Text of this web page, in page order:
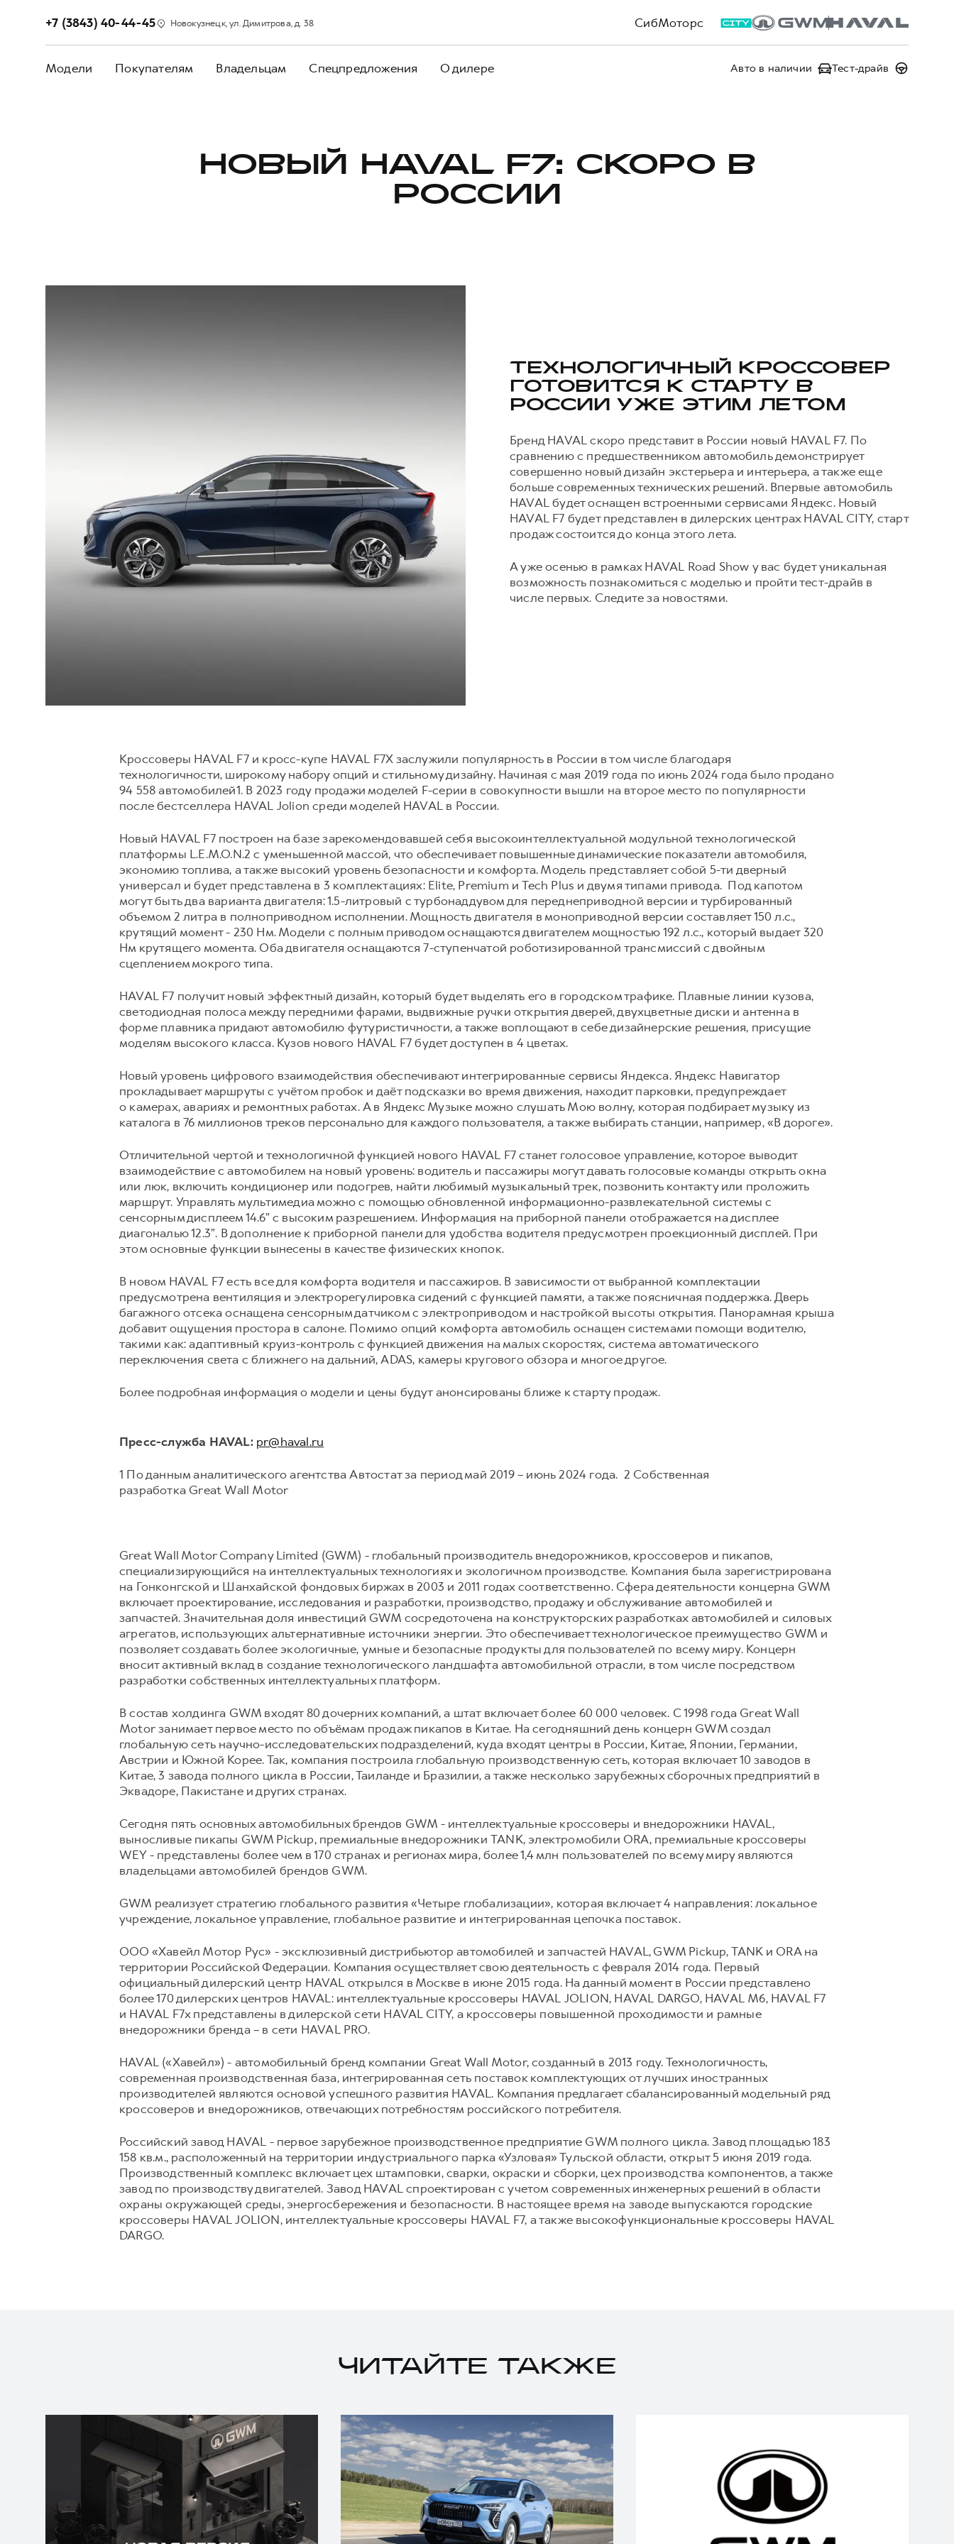
СибМоторс
+7 (3843) 40-44-45 Новокузнецк, ул. Димитрова, д. 38
Модели Покупателям Владельцам Спецпредложения О дилере Авто в наличии Тест-драйв
НОВЫЙ HAVAL F7: СКОРО В
РОССИИ
ТЕХНОЛОГИЧНЫЙ КРОССОВЕР
ГОТОВИТСЯ К СТАРТУ В
РОССИИ УЖЕ ЭТИМ ЛЕТОМ
Бренд HAVAL скоро представит в России новый HAVAL F7. По
сравнению с предшественником автомобиль демонстрирует
совершенно новый дизайн экстерьера и интерьера, а также еще
больше современных технических решений. Впервые автомобиль
HAVAL будет оснащен встроенными сервисами Яндекс. Новый
HAVAL F7 будет представлен в дилерских центрах HAVAL CITY, старт
продаж состоится до конца этого лета.
А уже осенью в рамках HAVAL Road Show у вас будет уникальная
возможность познакомиться с моделью и пройти тест-драйв в
числе первых. Следите за новостями.
Кроссоверы HAVAL F7 и кросс-купе HAVAL F7X заслужили популярность в России в том числе благодаря
технологичности, широкому набору опций и стильному дизайну. Начиная с мая 2019 года по июнь 2024 года было продано
94 558 автомобилей1. В 2023 году продажи моделей F-серии в совокупности вышли на второе место по популярности
после бестселлера HAVAL Jolion среди моделей HAVAL в России.
Новый HAVAL F7 построен на базе зарекомендовавшей себя высокоинтеллектуальной модульной технологической
платформы L.E.M.O.N.2 с уменьшенной массой, что обеспечивает повышенные динамические показатели автомобиля,
экономию топлива, а также высокий уровень безопасности и комфорта. Модель представляет собой 5-ти дверный
универсал и будет представлена в 3 комплектациях: Elite, Premium и Tech Plus и двумя типами привода. Под капотом
могут быть два варианта двигателя: 1.5-литровый с турбонаддувом для переднеприводной версии и турбированный
объемом 2 литра в полноприводном исполнении. Мощность двигателя в моноприводной версии составляет 150 л.с.,
крутящий момент - 230 Нм. Модели с полным приводом оснащаются двигателем мощностью 192 л.с., который выдает 320
Нм крутящего момента. Оба двигателя оснащаются 7-ступенчатой роботизированной трансмиссий с двойным
сцеплением мокрого типа.
HAVAL F7 получит новый эффектный дизайн, который будет выделять его в городском трафике. Плавные линии кузова,
светодиодная полоса между передними фарами, выдвижные ручки открытия дверей, двухцветные диски и антенна в
форме плавника придают автомобилю футуристичности, а также воплощают в себе дизайнерские решения, присущие
моделям высокого класса. Кузов нового HAVAL F7 будет доступен в 4 цветах.
Новый уровень цифрового взаимодействия обеспечивают интегрированные сервисы Яндекса. Яндекс Навигатор
прокладывает маршруты с учётом пробок и даёт подсказки во время движения, находит парковки, предупреждает
о камерах, авариях и ремонтных работах. А в Яндекс Музыке можно слушать Мою волну, которая подбирает музыку из
каталога в 76 миллионов треков персонально для каждого пользователя, а также выбирать станции, например, «В дороге».
Отличительной чертой и технологичной функцией нового HAVAL F7 станет голосовое управление, которое выводит
взаимодействие с автомобилем на новый уровень: водитель и пассажиры могут давать голосовые команды открыть окна
или люк, включить кондиционер или подогрев, найти любимый музыкальный трек, позвонить контакту или проложить
маршрут. Управлять мультимедиа можно с помощью обновленной информационно-развлекательной системы с
сенсорным дисплеем 14.6” с высоким разрешением. Информация на приборной панели отображается на дисплее
диагональю 12.3”. В дополнение к приборной панели для удобства водителя предусмотрен проекционный дисплей. При
этом основные функции вынесены в качестве физических кнопок.
В новом HAVAL F7 есть все для комфорта водителя и пассажиров. В зависимости от выбранной комплектации
предусмотрена вентиляция и электрорегулировка сидений с функцией памяти, а также поясничная поддержка. Дверь
багажного отсека оснащена сенсорным датчиком с электроприводом и настройкой высоты открытия. Панорамная крыша
добавит ощущения простора в салоне. Помимо опций комфорта автомобиль оснащен системами помощи водителю,
такими как: адаптивный круиз-контроль с функцией движения на малых скоростях, система автоматического
переключения света с ближнего на дальний, ADAS, камеры кругового обзора и многое другое.
Более подробная информация о модели и цены будут анонсированы ближе к старту продаж.
Пресс-служба HAVAL: pr@haval.ru
1 По данным аналитического агентства Автостат за период май 2019 – июнь 2024 года. 2 Собственная
разработка Great Wall Motor
Great Wall Motor Company Limited (GWM) - глобальный производитель внедорожников, кроссоверов и пикапов,
специализирующийся на интеллектуальных технологиях и экологичном производстве. Компания была зарегистрирована
на Гонконгской и Шанхайской фондовых биржах в 2003 и 2011 годах соответственно. Сфера деятельности концерна GWM
включает проектирование, исследования и разработки, производство, продажу и обслуживание автомобилей и
запчастей. Значительная доля инвестиций GWM сосредоточена на конструкторских разработках автомобилей и силовых
агрегатов, использующих альтернативные источники энергии. Это обеспечивает технологическое преимущество GWM и
позволяет создавать более экологичные, умные и безопасные продукты для пользователей по всему миру. Концерн
вносит активный вклад в создание технологического ландшафта автомобильной отрасли, в том числе посредством
разработки собственных интеллектуальных платформ.
В состав холдинга GWM входят 80 дочерних компаний, а штат включает более 60 000 человек. С 1998 года Great Wall
Motor занимает первое место по объёмам продаж пикапов в Китае. На сегодняшний день концерн GWM создал
глобальную сеть научно-исследовательских подразделений, куда входят центры в России, Китае, Японии, Германии,
Австрии и Южной Корее. Так, компания построила глобальную производственную сеть, которая включает 10 заводов в
Китае, 3 завода полного цикла в России, Таиланде и Бразилии, а также несколько зарубежных сборочных предприятий в
Эквадоре, Пакистане и других странах.
Сегодня пять основных автомобильных брендов GWM - интеллектуальные кроссоверы и внедорожники HAVAL,
выносливые пикапы GWM Pickup, премиальные внедорожники TANK, электромобили ORA, премиальные кроссоверы
WEY - представлены более чем в 170 странах и регионах мира, более 1,4 млн пользователей по всему миру являются
владельцами автомобилей брендов GWM.
GWM реализует стратегию глобального развития «Четыре глобализации», которая включает 4 направления: локальное
учреждение, локальное управление, глобальное развитие и интегрированная цепочка поставок.
ООО «Хавейл Мотор Рус» - эксклюзивный дистрибьютор автомобилей и запчастей HAVAL, GWM Pickup, TANK и ORA на
территории Российской Федерации. Компания осуществляет свою деятельность с февраля 2014 года. Первый
официальный дилерский центр HAVAL открылся в Москве в июне 2015 года. На данный момент в России представлено
более 170 дилерских центров HAVAL: интеллектуальные кроссоверы HAVAL JOLION, HAVAL DARGO, HAVAL М6, HAVAL F7
и HAVAL F7x представлены в дилерской сети HAVAL CITY, а кроссоверы повышенной проходимости и рамные
внедорожники бренда – в сети HAVAL PRO.
HAVAL («Хавейл») - автомобильный бренд компании Great Wall Motor, созданный в 2013 году. Технологичность,
современная производственная база, интегрированная сеть поставок комплектующих от лучших иностранных
производителей являются основой успешного развития HAVAL. Компания предлагает сбалансированный модельный ряд
кроссоверов и внедорожников, отвечающих потребностям российского потребителя.
Российский завод HAVAL - первое зарубежное производственное предприятие GWM полного цикла. Завод площадью 183
158 кв.м., расположенный на территории индустриального парка «Узловая» Тульской области, открыт 5 июня 2019 года.
Производственный комплекс включает цех штамповки, сварки, окраски и сборки, цех производства компонентов, а также
завод по производству двигателей. Завод HAVAL спроектирован с учетом современных инженерных решений в области
охраны окружающей среды, энергосбережения и безопасности. В настоящее время на заводе выпускаются городские
кроссоверы HAVAL JOLION, интеллектуальные кроссоверы HAVAL F7, а также высокофункциональные кроссоверы HAVAL
DARGO.
ЧИТАЙТЕ ТАКЖЕ